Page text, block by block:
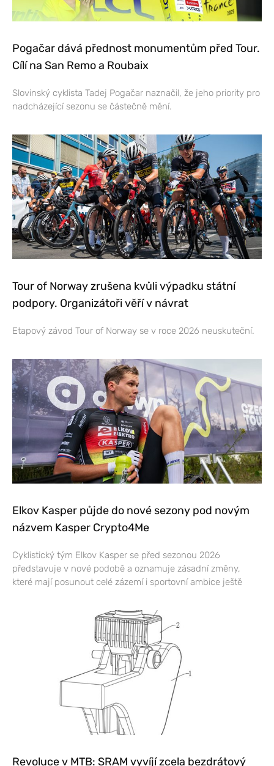
Pogačar dává přednost monumentům před Tour.
Cílí na San Remo a Roubaix
Slovinský cyklista Tadej Pogačar naznačil, že jeho priority pro
nadcházející sezonu se částečně mění.
Tour of Norway zrušena kvůli výpadku státní
podpory. Organizátoři věří v návrat
Etapový závod Tour of Norway se v roce 2026 neuskuteční.
Elkov Kasper půjde do nové sezony pod novým
názvem Kasper Crypto4Me
Cyklistický tým Elkov Kasper se před sezonou 2026
představuje v nové podobě a oznamuje zásadní změny,
které mají posunout celé zázemí i sportovní ambice ještě
Revoluce v MTB: SRAM vyvíjí zcela bezdrátový